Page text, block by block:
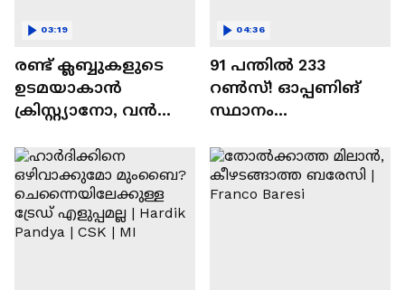
രണ്ട്‌ ക്ലബ്ബുകളുടെ
ഉടമയാകാന്‍
ക്രിസ്റ്റ്യാനോ, വന്‍
പദ്ധതികള്‍ | Cristiano
Ronaldo
03:19
91 പന്തില്‍ 233
റണ്‍സ്! ഓപ്പണിങ്
സ്ഥാനം
അഭിഷേക് ശർമ? |
Abhishek Sharma
04:36